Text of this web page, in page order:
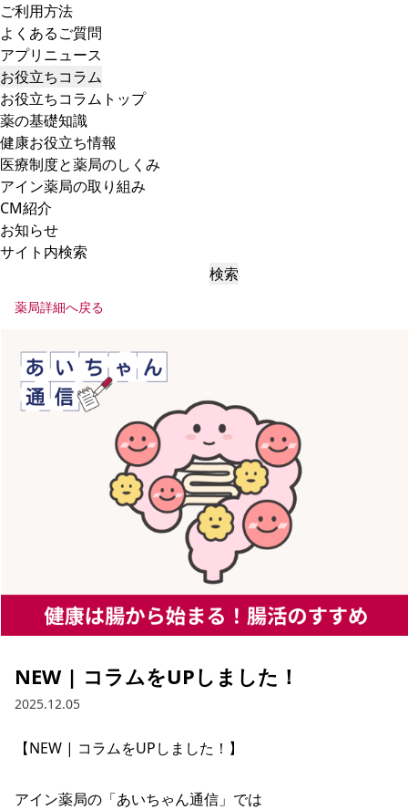
ご利用方法
よくあるご質問
アプリニュース
お役立ちコラム
お役立ちコラムトップ
薬の基礎知識
健康お役立ち情報
医療制度と薬局のしくみ
アイン薬局の取り組み
CM紹介
お知らせ
サイト内検索
検索
薬局詳細へ戻る
NEW | コラムをUPしました！
2025.12.05
【NEW | コラムをUPしました！】
アイン薬局の「あいちゃん通信」では